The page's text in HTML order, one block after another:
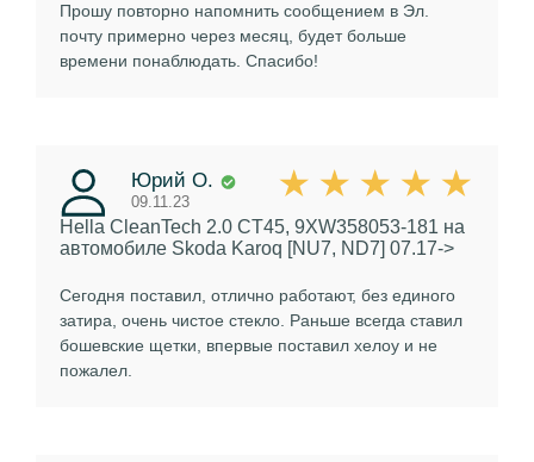
Прошу повторно напомнить сообщением в Эл.
почту примерно через месяц, будет больше
времени понаблюдать. Спасибо!
Юрий О.
09.11.23
Hella CleanTech 2.0 CT45, 9XW358053-181 на
автомобиле Skoda Karoq [NU7, ND7] 07.17->
Сегодня поставил, отлично работают, без единого
затира, очень чистое стекло. Раньше всегда ставил
бошевские щетки, впервые поставил хелоу и не
пожалел.